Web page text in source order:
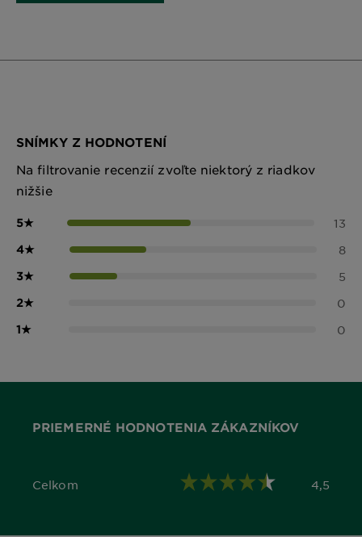
SNÍMKY Z HODNOTENÍ
Na filtrovanie recenzií zvoľte niektorý z riadkov
nižšie
5★ 13
4★ 8
3★ 5
2★ 0
1★ 0
PRIEMERNÉ HODNOTENIA ZÁKAZNÍKOV
Celkom
4,5 out of 5 stars 4,5